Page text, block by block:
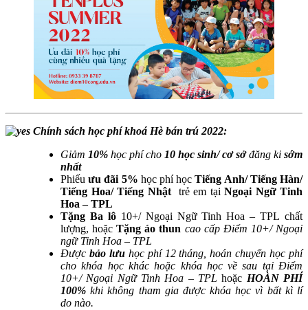
Chính sách học phí khoá Hè bán trú 2022:
Giảm 10% học phí cho 10 học sinh/ cơ sởđăng ki sớm
nhất
Phiếuưu đãi 5% học phí họcTiếng Anh/ Tiếng Hàn/
Tiếng Hoa/ Tiếng Nhật trẻ em tại Ngoại Ngữ Tinh
Hoa – TPL
Tặng Ba lô10+/ Ngoại Ngữ Tinh Hoa – TPL chất
lượng, hoặcTặng áo thun cao cấp Điểm 10+/ Ngoại
ngữ Tinh Hoa – TPL
Được bảo lưuhọc phí 12 tháng, hoán chuyển học phí
cho khóa học khác hoặc khóa học về sau tại Điểm
10+/ Ngoại Ngữ Tinh Hoa – TPL hoặc HOÀN PHÍ
100%khi không tham gia được khóa học vì bất kì lí
do nào.